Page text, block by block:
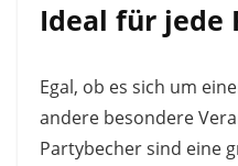
Ideal für jede
Egal, ob es sich um
andere besondere
Partybecher sind eine